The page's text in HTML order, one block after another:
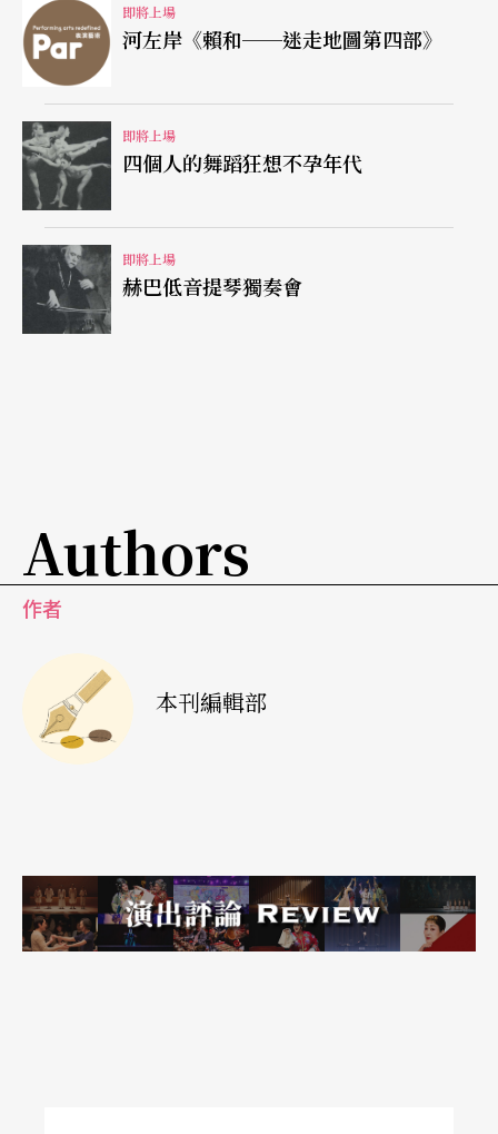
即將上場
河左岸《賴和──迷走地圖第四部》
即將上場
四個人的舞蹈狂想不孕年代
即將上場
赫巴低音提琴獨奏會
Authors
作者
本刊編輯部